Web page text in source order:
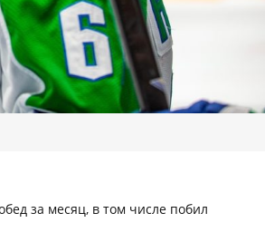
за месяц, в том числе побил